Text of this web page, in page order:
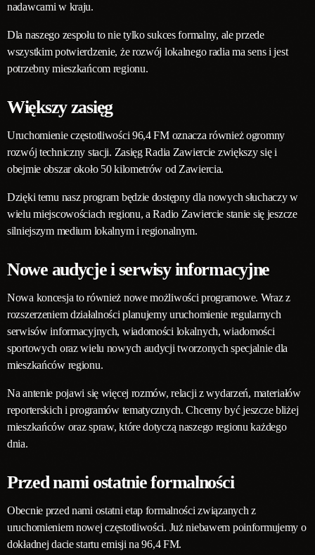
nadawcami w kraju.
Dla naszego zespołu to nie tylko sukces formalny, ale przede
wszystkim potwierdzenie, że rozwój lokalnego radia ma sens i jest
potrzebny mieszkańcom regionu.
Większy zasięg
Uruchomienie częstotliwości 96,4 FM oznacza również ogromny
rozwój techniczny stacji. Zasięg Radia Zawiercie zwiększy się i
obejmie obszar około 50 kilometrów od Zawiercia.
Dzięki temu nasz program będzie dostępny dla nowych słuchaczy w
wielu miejscowościach regionu, a Radio Zawiercie stanie się jeszcze
silniejszym medium lokalnym i regionalnym.
Nowe audycje i serwisy informacyjne
Nowa koncesja to również nowe możliwości programowe. Wraz z
rozszerzeniem działalności planujemy uruchomienie regularnych
serwisów informacyjnych, wiadomości lokalnych, wiadomości
sportowych oraz wielu nowych audycji tworzonych specjalnie dla
mieszkańców regionu.
Na antenie pojawi się więcej rozmów, relacji z wydarzeń, materiałów
reporterskich i programów tematycznych. Chcemy być jeszcze bliżej
mieszkańców oraz spraw, które dotyczą naszego regionu każdego
dnia.
Przed nami ostatnie formalności
Obecnie przed nami ostatni etap formalności związanych z
uruchomieniem nowej częstotliwości. Już niebawem poinformujemy o
dokładnej dacie startu emisji na 96,4 FM.